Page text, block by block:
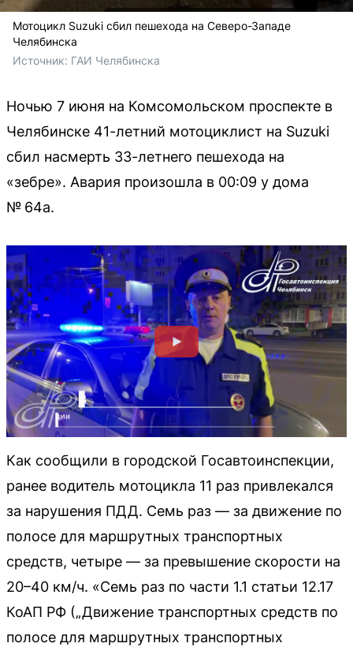
Мотоцикл Suzuki сбил пешехода на Северо-Западе
Челябинска
Источник: ГАИ Челябинска
Ночью 7 июня на Комсомольском проспекте в
Челябинске 41-летний мотоциклист на Suzuki
сбил насмерть 33-летнего пешехода на
«зебре». Авария произошла в 00:09 у дома
№ 64а.
Как сообщили в городской Госавтоинспекции,
ранее водитель мотоцикла 11 раз привлекался
за нарушения ПДД. Семь раз — за движение по
полосе для маршрутных транспортных
средств, четыре — за превышение скорости на
20–40 км/ч. «Семь раз по части 1.1 статьи 12.17
КоАП РФ („Движение транспортных средств по
полосе для маршрутных транспортных